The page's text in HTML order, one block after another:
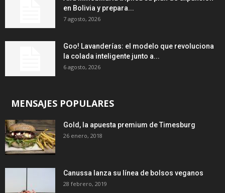
en Bolivia y prepara...
7 agosto, 2026
Goo! Lavanderías: el modelo que revoluciona
la colada inteligente junto a...
6 agosto, 2026
MENSAJES POPULARES
Gold, la apuesta premium de Timesburg
26 enero, 2018
Canussa lanza su línea de bolsos veganos
28 febrero, 2019